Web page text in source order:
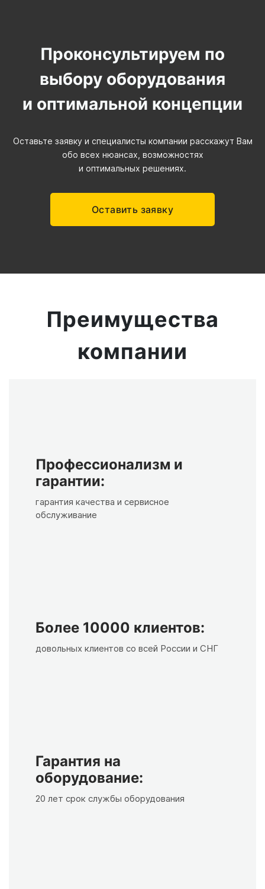
Проконсультируем по
выбору оборудования
и оптимальной концепции
Оставьте заявку и специалисты компании расскажут Вам
обо всех нюансах, возможностях
и оптимальных решениях.
Оставить заявку
Преимущества
компании
Профессионализм и
гарантии:
гарантия качества и сервисное
обслуживание
Более 10000 клиентов:
довольных клиентов со всей России и СНГ
Гарантия на
оборудование:
20 лет срок службы оборудования